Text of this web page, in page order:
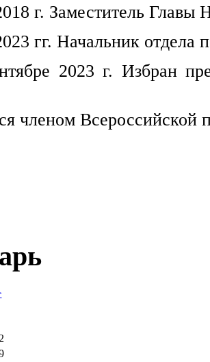
г. Заместитель Главы
гг. Начальник
2023 г. Избран
членом Всероссийской